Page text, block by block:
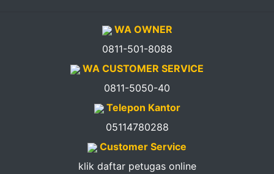
WA OWNER
0811-501-8088
WA CUSTOMER SERVICE
0811-5050-40
Telepon Kantor
05114780288
Customer Service
klik daftar petugas online